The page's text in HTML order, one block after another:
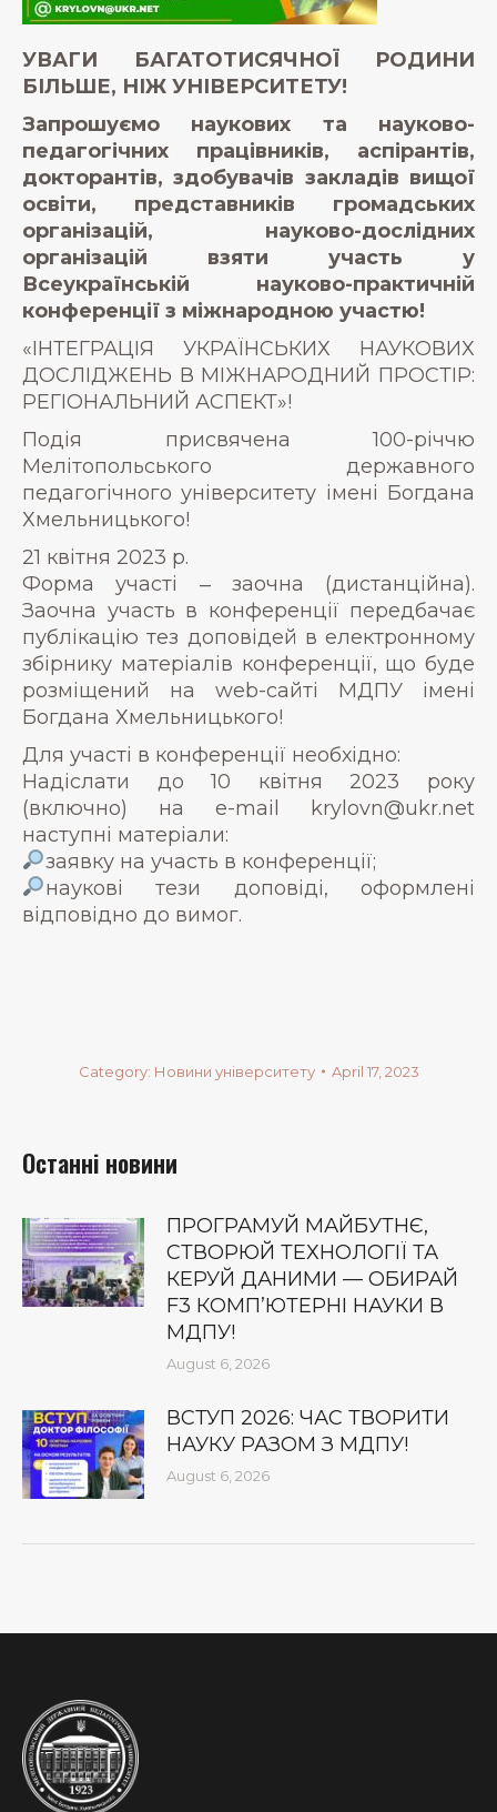
УВАГИ БАГАТОТИСЯЧНОЇ РОДИНИ
БІЛЬШЕ, НІЖ УНІВЕРСИТЕТУ!
Запрошуємо наукових та науково-
педагогічних працівників, аспірантів,
докторантів, здобувачів закладів вищої
освіти, представників громадських
організацій, науково-дослідних
організацій взяти участь у
Всеукраїнській науково-практичній
конференції з міжнародною участю!
«ІНТЕГРАЦІЯ УКРАЇНСЬКИХ НАУКОВИХ
ДОСЛІДЖЕНЬ В МІЖНАРОДНИЙ ПРОСТІР:
РЕГІОНАЛЬНИЙ АСПЕКТ»!
Подія присвячена 100-річчю
Мелітопольського державного
педагогічного університету імені Богдана
Хмельницького!
21 квітня 2023 р.
Форма участі ‒ заочна (дистанційна).
Заочна участь в конференції передбачає
публікацію тез доповідей в електронному
збірнику матеріалів конференції, що буде
розміщений на web-сайті МДПУ імені
Богдана Хмельницького!
Для участі в конференції необхідно:
Надіслати до 10 квітня 2023 року
(включно) на e-mail krylovn@ukr.net
наступні матеріали:
заявку на участь в конференції;
наукові тези доповіді, оформлені
відповідно до вимог.
Category: Новини університету April 17, 2023
Останні новини
ПРОГРАМУЙ МАЙБУТНЄ,
СТВОРЮЙ ТЕХНОЛОГІЇ ТА
КЕРУЙ ДАНИМИ — ОБИРАЙ
F3 КОМП’ЮТЕРНІ НАУКИ В
МДПУ!
August 6, 2026
ВСТУП 2026: ЧАС ТВОРИТИ
НАУКУ РАЗОМ З МДПУ!
August 6, 2026